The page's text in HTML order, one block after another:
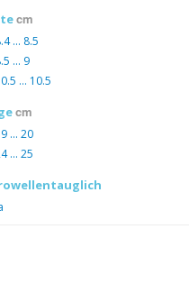
cm
... 8.5
... 9
... 10.5
cm
... 20
... 25